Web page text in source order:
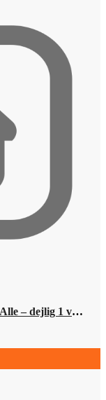
København, Vallensbæk, Gammelgårds Alle – dejlig 1 værelses